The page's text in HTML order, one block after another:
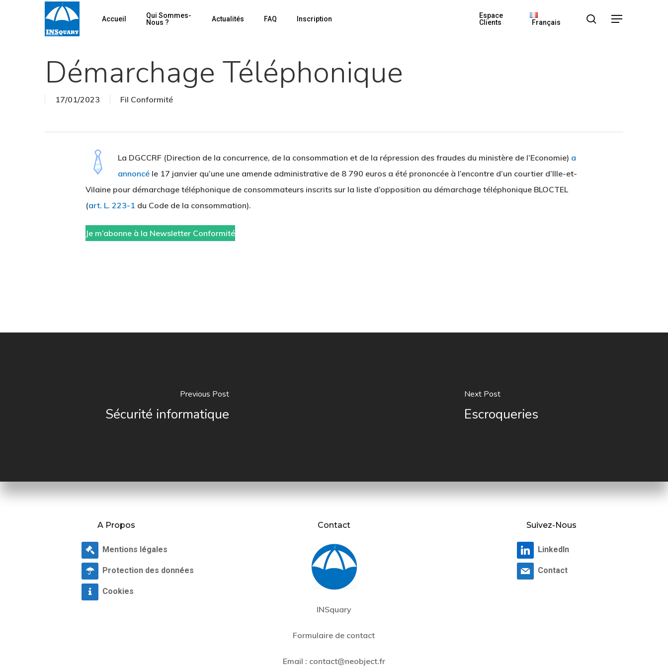
Hit enter to search or ESC to close
Accueil
Qui Sommes-
Nous ?
Actualités FAQ Inscription
Espace
Clients
Français search
Menu
Démarchage Téléphonique
17/01/2023 Fil Conformité
La DGCCRF (Direction de la concurrence, de la consommation et de la répression des fraudes du ministère de l’Economie) a
annoncé le 17 janvier qu’une une amende administrative de 8 790 euros a été prononcée à l’encontre d’un courtier d’Ille-et-
Vilaine pour démarchage téléphonique de consommateurs inscrits sur la liste d’opposition au démarchage téléphonique BLOCTEL
(art. L. 223-1 du Code de la consommation).
Je m’abonne à la Newsletter Conformité
Previous Post
Sécurité informatique
Next Post
Escroqueries
A Propos
Mentions légales
Protection des données
Cookies
Contact
INSquary
Formulaire de contact
Email : contact@neobject.fr
Suivez-Nous
LinkedIn
Contact